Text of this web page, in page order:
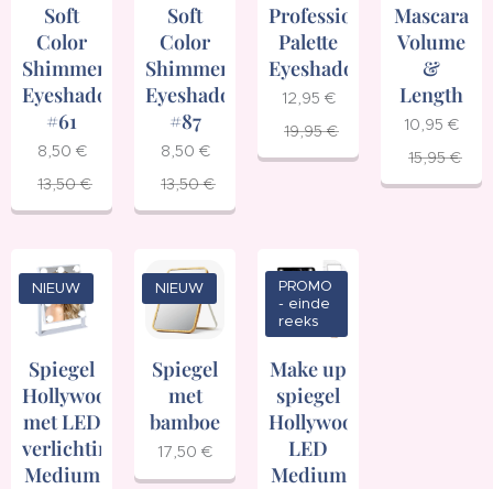
Soft
Color
Shimmer
Eyeshadow
#61
8,50 €
13,50€
Soft
Color
Shimmer
Eyeshadow
#87
8,50 €
13,50€
Professional
Palette
Eyeshadow
12,95 €
19,95€
Mascara
Volume
&
Length
10,95 €
15,95€
Spiegel
Hollywood
met LED
verlichting
Medium
NIEUW
Spiegel
met
bamboe
NIEUW
17,50 €
Make up
spiegel
Hollywood
LED
Medium
PROMO
- einde
reeks